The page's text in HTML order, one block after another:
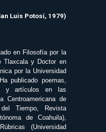
Luis Potosí, 1979)
en Filosofía por la
Tlaxcala y Doctor en
por la Universidad
publicado poemas,
y artículos en las
Centroamericana de
Tiempo, Revista
de Coahuila),
(Universidad